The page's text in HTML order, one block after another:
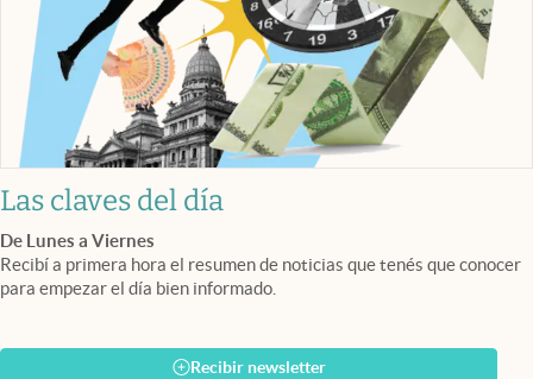
Las claves del día
De Lunes a Viernes
Recibí a primera hora el resumen de noticias que tenés que conocer
para empezar el día bien informado.
Recibir newsletter